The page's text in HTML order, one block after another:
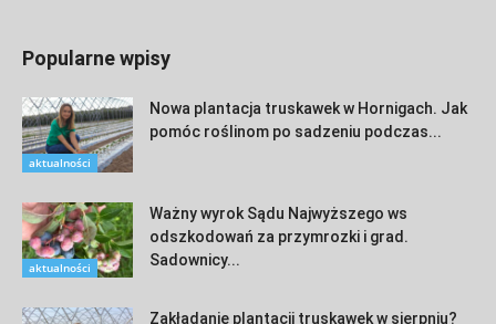
Popularne wpisy
aktualności
Nowa plantacja truskawek w Hornigach. Jak
pomóc roślinom po sadzeniu podczas...
aktualności
Ważny wyrok Sądu Najwyższego ws
odszkodowań za przymrozki i grad.
Sadownicy...
Zakładanie plantacji truskawek w sierpniu?